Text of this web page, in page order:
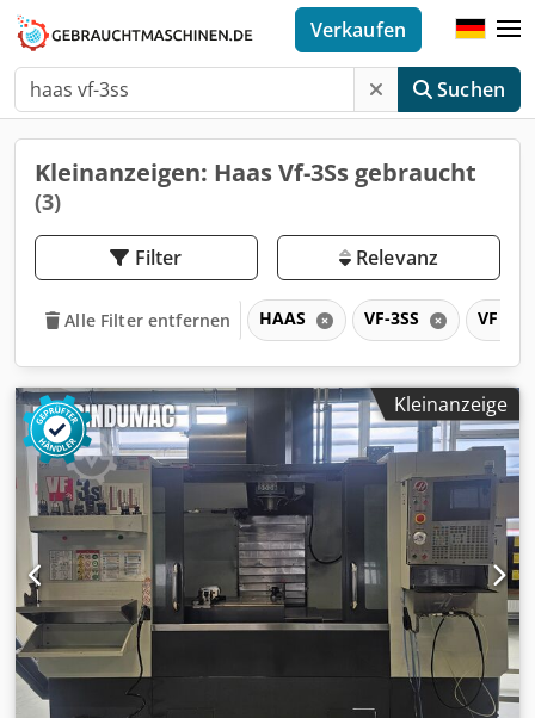
Suchen
Verkaufen
Kleinanzeigen: Haas Vf-3Ss gebraucht
(3)
Filter Relevanz
Alle Filter entfernen HAAS VF-3SS VF
Kleinanzeige